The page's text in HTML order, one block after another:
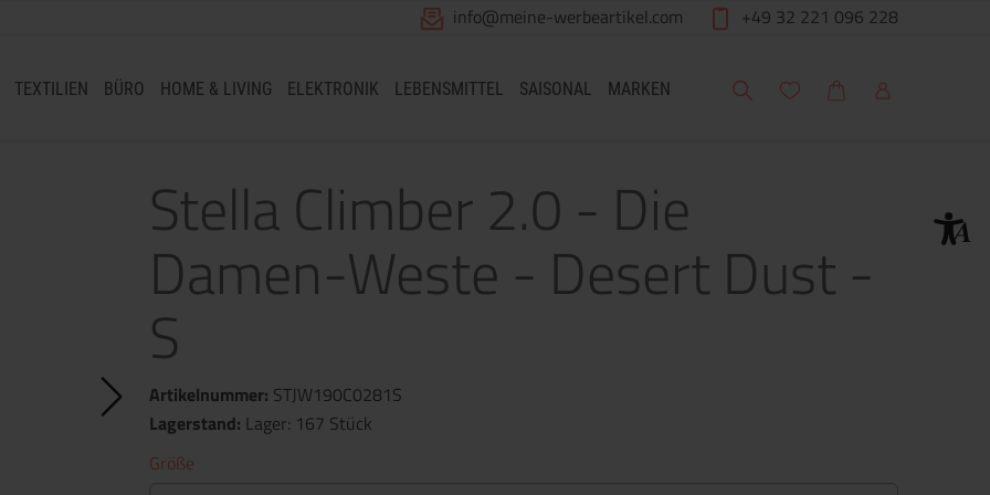
info@meine-werbeartikel.com +49 32 221 096 228
TEXTILIEN BÜRO HOME & LIVING ELEKTRONIK LEBENSMITTEL SAISONAL MARKEN Suche Meine Wunschliste
WarenkorbMein Account
Stella Climber 2.0 - Die
Damen-Weste - Desert Dust -
S
Artikelnummer: STJW190C0281S
Lagerstand: Lager: 167 Stück
Größe